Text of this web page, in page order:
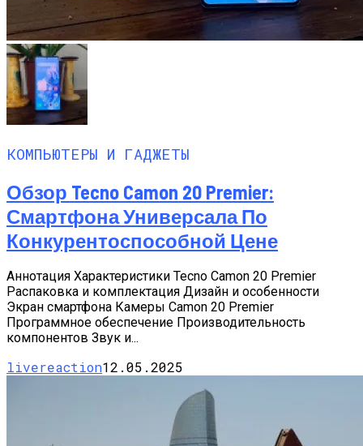
КОМПЬЮТЕРЫ И ГАДЖЕТЫ
Обзор Tecno Camon 20 Premier:
Смартфона Универсала По
Конкурентоспособной Цене
Аннотация Характеристики Tecno Camon 20 Premier
Распаковка и комплектация Дизайн и особенности
Экран смартфона Камеры Camon 20 Premier
Программное обеспечение Производительность
компонентов Звук и...
livereaction12.05.2025